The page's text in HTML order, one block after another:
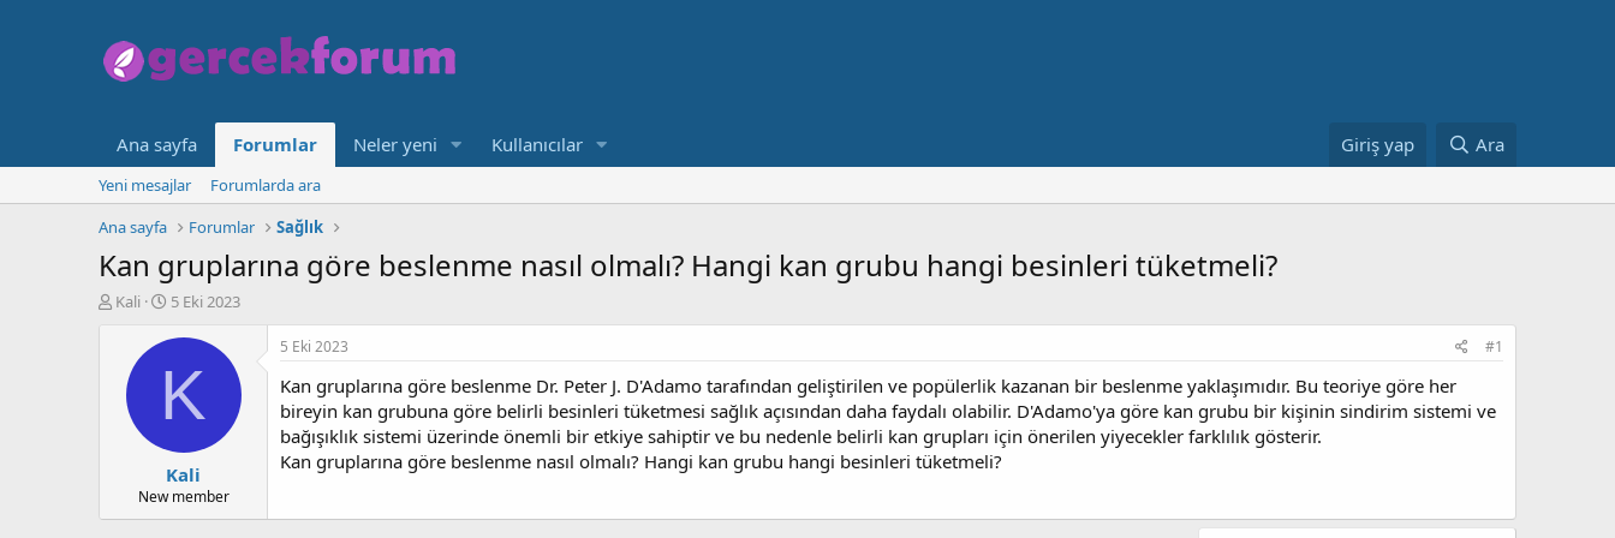
Ana sayfa Forumlar Neler yeni Kullanıcılar Giriş yap Ara
Yeni mesajlar
Forumlarda ara
Ana sayfa
Forumlar Sağlık
Kan gruplarına göre beslenme nasıl olmalı? Hangi kan grubu hangi besinleri tüketmeli?
K
l
Kali
B
ş
a
n
ı
ç
t
a
5 Eki 2023
K
Kali
New member
5 Eki 2023 #1
Kan gruplarına göre beslenme Dr. Peter J. D'Adamo tarafından geliştirilen ve popülerlik kazanan bir beslenme yaklaşımıdır. Bu teoriye göre her
bireyin kan grubuna göre belirli besinleri tüketmesi sağlık açısından daha faydalı olabilir. D'Adamo'ya göre kan grubu bir kişinin sindirim sistemi ve
bağışıklık sistemi üzerinde önemli bir etkiye sahiptir ve bu nedenle belirli kan grupları için önerilen yiyecekler farklılık gösterir.
Kan gruplarına göre beslenme nasıl olmalı? Hangi kan grubu hangi besinleri tüketmeli?